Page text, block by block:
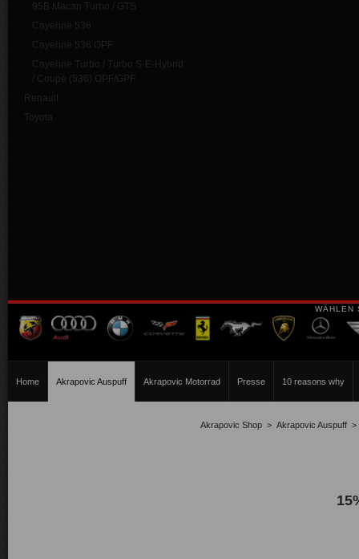
WÄHLEN
Home Akrapovic Auspuff Akrapovic Motorrad Presse 10 reasons why
95B Macan Turbo / GTS
Cayenne 536
Cayenne 536 OPF
Cayenne Turbo / Turbo S-E-Hybrid
/ Coupé (536) OPF/GPF
Renault
Toyota
Akrapovic Shop > Akrapovic Auspuff